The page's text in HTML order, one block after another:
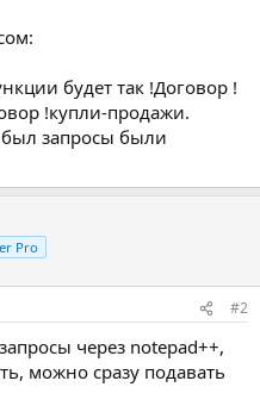
будет так !Договор !
!купли-продажи.
запросы были
Pro
#2
через notepad++,
можно сразу подавать